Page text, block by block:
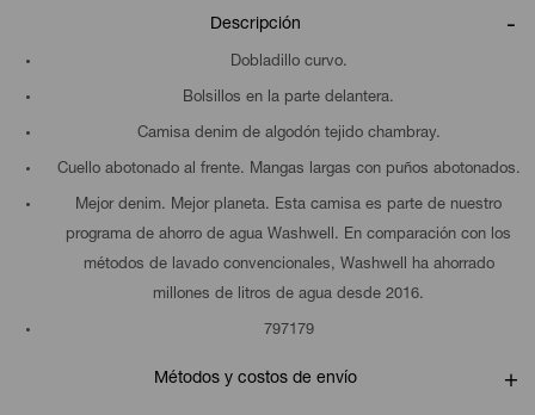
Descripción
Dobladillo curvo.
Bolsillos en la parte delantera.
Camisa denim de algodón tejido chambray.
Cuello abotonado al frente. Mangas largas con puños abotonados.
Mejor denim. Mejor planeta. Esta camisa es parte de nuestro
programa de ahorro de agua Washwell. En comparación con los
métodos de lavado convencionales, Washwell ha ahorrado
millones de litros de agua desde 2016.
797179
Métodos y costos de envío